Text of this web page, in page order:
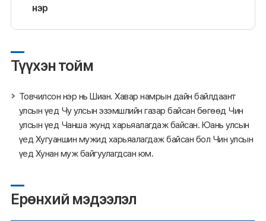
нэр
Түүхэн тойм
Товчилсон нэр нь Шиан. Хавар намрын дайн байлдаант
улсын үед Чу улсын эзэмшлийн газар байсан бөгөөд Чин
улсын үед Чанша жунд харьяалагдаж байсан. Юань улсын
үед Хугуаншин мужид харьяалагдаж байсан бол Чин улсын
үед Хунан муж байгуулагдсан юм.
Ерөнхий мэдээлэл